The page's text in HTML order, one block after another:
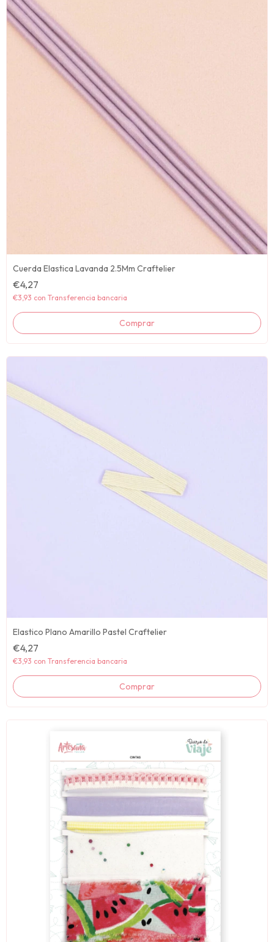
Cuerda Elastica Lavanda 2.5Mm Craftelier
€4,27
€3,93 con Transferencia bancaria
Elastico Plano Amarillo Pastel Craftelier
€4,27
€3,93 con Transferencia bancaria